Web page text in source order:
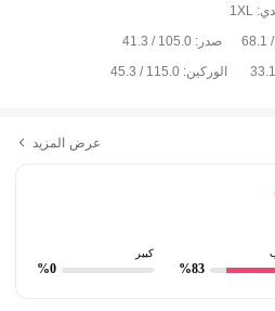
1XL
صدر: 105.0 / 41.3
الوركين: 115.0 / 45.3
عرض المزيد
%83
كبير
%0